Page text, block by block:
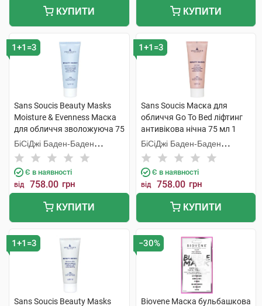
КУПИТИ КУПИТИ
1+1=3
Sans Soucis Beauty Masks
Moisture & Evenness Маска
для обличчя зволожуюча 75
мл 1 туба
БіСіДжі Баден-Баден
Косметікс Груп Гмбх
Є в наявності
від 758.00 грн
КУПИТИ
1+1=3
Sans Soucis Маска для
обличчя Go To Bed ліфтинг
антивікова нічна 75 мл 1
туба
БіСіДжі Баден-Баден
Косметікс Груп Гмбх
Є в наявності
від 758.00 грн
КУПИТИ
1+1=3
Sans Soucis Beauty Masks
−30%
Biovene Маска бульбашкова